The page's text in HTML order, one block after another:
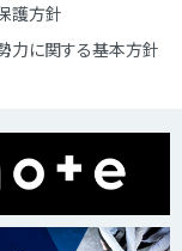
護方針
力に関する基本方針